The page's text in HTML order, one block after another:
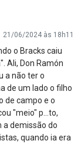
21/06/2024 às 18h11
o Bracks caiu
Ali, Don Ramón
a não ter o
de um lado o filho
de campo e o
"meio" p...to,
a demissão do
quando ia era